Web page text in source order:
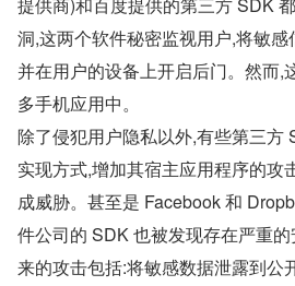
提供商)和百度提供的第三方 SDK
洞,这两个软件秘密监视用户,将敏
并在用户的设备上开启后门。然而,
多手机应用中。
除了侵犯用户隐私以外,有些第三方
实现方式,增加其宿主应用程序的攻
成威胁。甚至是 Facebook 和
件公司的 SDK 也被发现存在严重
来的攻击包括:将敏感数据泄露到公